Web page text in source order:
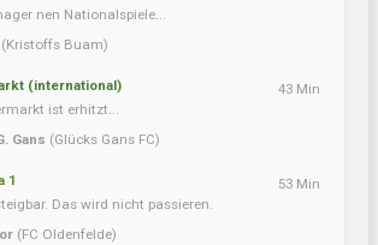
nen Nationalspiele...
(Kristoffs Buam)
(international)
ist erhitzt...
Gans (Glücks Gans FC)
43 Min
1
Das wird nicht passieren.
(FC Oldenfelde)
53 Min